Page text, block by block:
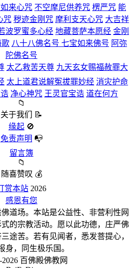
来心咒 不空摩尼供养咒 楞严咒 能
咒 秽迹金刚咒 摩利支天心咒 大吉祥
波罗蜜多心经 地藏菩萨本愿经 金刚
歌 八十八佛名号 七宝如来佛号 阿弥
陀佛名号
太乙救苦天尊 九天玄女赐福赦罪大
太上道君说解冤拔罪妙经 消灾护命
净心神咒 王灵官宝诰 道在何方
📁
关于我们
📝
缘起 🚫
免责声明 📭
留言簿
📁
随喜赞叹 💰
赏本站 2026
感恩有您
道场。本站是公益性、非营利性网
的宗教活动。愿以此功德，庄严佛
途苦。若有见闻者，悉发菩提心，
身，同生极乐国。
百佛殿佛教网